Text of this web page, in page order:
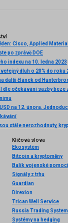
po zprávě DOE
indexu na 10. ledna 2023
další článek od
dle očekávání sazby beze
Klíčová slova
Ekosystém
Bitcoin a kryptoměny
Balík vojenské pomoci
Signály z trhu
Guardian
Direxion
Trican Well Service
Russia Trading
Systémy na hedging